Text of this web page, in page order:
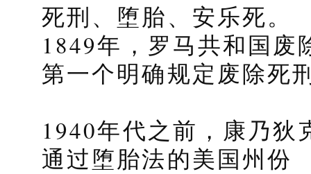
死刑、堕胎、安乐死。
1849年，罗马共和国废
第一个明确规定废除死
1940年代之前，康乃狄
通过堕胎法的美国州份